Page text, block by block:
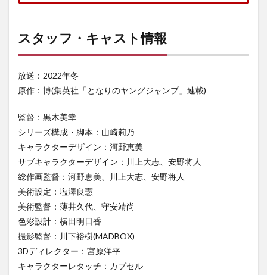
スタッフ・キャスト情報
放送：2022年冬
原作：博(集英社「となりのヤングジャンプ」連載)
監督：黒木美幸
シリーズ構成・脚本：山崎莉乃
キャラクターデザイン：河野恵美
サブキャラクターデザイン：川上大志、安野将人
総作画監督：河野恵美、川上大志、安野将人
美術設定：塩澤良憲
美術監督：薄井久代、守安靖尚
色彩設計：横田明日香
撮影監督：川下裕樹(MADBOX)
3Dディレクター：宮原洋平
キャラクターレタッチ：カプセル